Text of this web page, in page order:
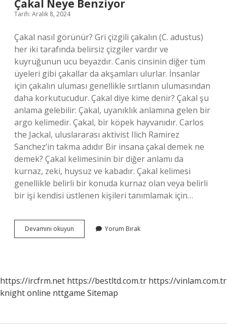
Çakal Neye Benziyor
Tarih: Aralık 8, 2024
Çakal nasıl görünür? Gri çizgili çakalın (C. adustus)
her iki tarafında belirsiz çizgiler vardır ve
kuyruğunun ucu beyazdır. Canis cinsinin diğer tüm
üyeleri gibi çakallar da akşamları ulurlar. İnsanlar
için çakalın uluması genellikle sırtlanın ulumasından
daha korkutucudur. Çakal diye kime denir? Çakal şu ​​
anlama gelebilir: Çakal, uyanıklık anlamına gelen bir
argo kelimedir. Çakal, bir köpek hayvanıdır. Carlos
the Jackal, uluslararası aktivist Ilich Ramirez
Sanchez’in takma adıdır Bir insana çakal demek ne
demek? Çakal kelimesinin bir diğer anlamı da
kurnaz, zeki, huysuz ve kabadır. Çakal kelimesi
genellikle belirli bir konuda kurnaz olan veya belirli
bir işi kendisi üstlenen kişileri tanımlamak için…
Devamını okuyun
Neye
Yorum Bırak
https://ircfrm.net https://bestltd.com.tr https://vinlam.com.tr
knight online nttgame Sitemap